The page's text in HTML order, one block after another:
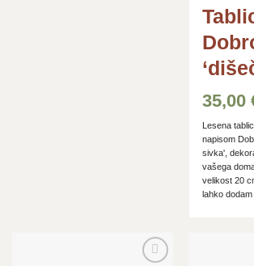
35,00
Lesena
napisom
sivka',
vašega
velikost 20
lahko dodam